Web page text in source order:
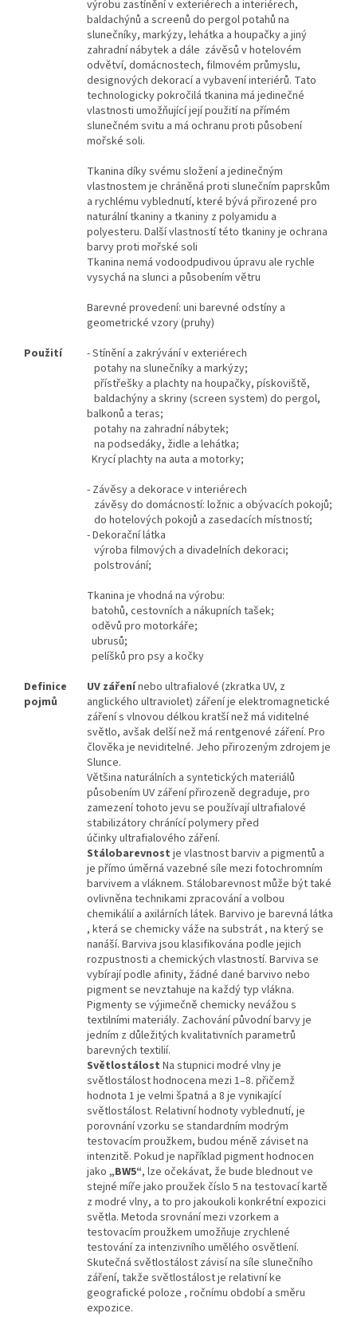
výrobu zastínění v exteriérech a interiérech,
baldachýnů a screenů do pergol potahů na
slunečníky, markýzy, lehátka a houpačky a jiný
zahradní nábytek a dále závěsů v hotelovém
odvětví, domácnostech, filmovém průmyslu,
designových dekorací a vybavení interiérů. Tato
technologicky pokročilá tkanina má jedinečné
vlastnosti umožňující její použití na přímém
slunečném svitu a má ochranu proti působení
mořské soli.
Tkanina díky svému složení a jedinečným
vlastnostem je chráněná proti slunečním paprskům
a rychlému vyblednutí, které bývá přirozené pro
naturální tkaniny a tkaniny z polyamidu a
polyesteru. Další vlastností této tkaniny je ochrana
barvy proti mořské soli
Tkanina nemá vodoodpudivou úpravu ale rychle
vysychá na slunci a působením větru
Barevné provedení: uni barevné odstíny a
geometrické vzory (pruhy)
Použití
- Stínění a zakrývání v exteriérech
potahy na slunečníky a markýzy;
přístřešky a plachty na houpačky, pískoviště,
baldachýny a skriny (screen system) do pergol,
balkonů a teras;
potahy na zahradní nábytek;
na podsedáky, židle a lehátka;
Krycí plachty na auta a motorky;
- Závěsy a dekorace v interiérech
závěsy do domácností: ložnic a obývacích pokojů;
do hotelových pokojů a zasedacích místností;
- Dekorační látka
výroba filmových a divadelních dekoraci;
polstrování;
Tkanina je vhodná na výrobu:
batohů, cestovních a nákupních tašek;
oděvů pro motorkáře;
ubrusů;
pelíšků pro psy a kočky
Definice
pojmů
UV zářenínebo ultrafialové (zkratka UV, z
anglického ultraviolet) záření je elektromagnetické
záření s vlnovou délkou kratší než má viditelné
světlo, avšak delší než má rentgenové záření. Pro
člověka je neviditelné. Jeho přirozeným zdrojem je
Slunce.
Většina naturálních a syntetických materiálů
působením UV záření přirozeně degraduje, pro
zamezení tohoto jevu se používají ultrafialové
stabilizátory chránící polymery před
účinkyultrafialového záření.
Stálobarevnost je vlastnost barviv a pigmentů a
je přímo úměrná vazebné síle mezi fotochromním
barvivem a vláknem. Stálobarevnost může být také
ovlivněna technikami zpracování a volbou
chemikálií a axilárních látek. Barvivo je barevná látka
, která se chemicky váže na substrát , na který se
nanáší. Barviva jsou klasifikována podle jejich
rozpustnosti a chemických vlastností. Barviva se
vybírají podle afinity, žádné dané barvivo nebo
pigment se nevztahuje na každý typ vlákna.
Pigmenty se výjimečně chemicky nevážou s
textilními materiály. Zachování původní barvy je
jedním z důležitých kvalitativních parametrů
barevných textilií.
Světlostálost Na stupnici modré vlny je
světlostálost hodnocena mezi 1–8. přičemž
hodnota 1 je velmi špatná a 8 je vynikající
světlostálost. Relativní hodnoty vyblednutí, je
porovnání vzorku se standardním modrým
testovacím proužkem, budou méně záviset na
intenzitě. Pokud je například pigment hodnocen
jako „BW5“, lze očekávat, že bude blednout ve
stejné míře jako proužek číslo 5 na testovací kartě
z modré vlny, a to pro jakoukoli konkrétní expozici
světla. Metoda srovnání mezi vzorkem a
testovacím proužkem umožňuje zrychlené
testování za intenzivního umělého osvětlení.
Skutečná světlostálost závisí na síle slunečního
záření, takže světlostálost je relativní ke
geografické poloze , ročnímu období a směru
expozice.